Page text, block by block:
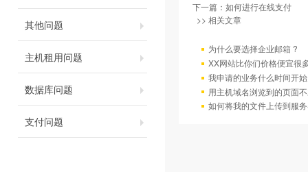
其他问题
主机租用问题
数据库问题
支付问题
下一篇： 如何进行在线支付
>> 相关文章
为什么要选择企业邮箱 ?
XX网站比你们价格便宜很
我申请的业务什么时间开
用主机域名浏览到的页面
如何将我的文件上传到服